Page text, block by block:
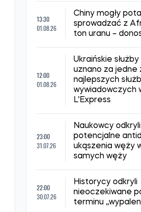
13:30
01.08.26
Chiny mogły
sprowadzać z
ton uranu –
12:00
01.08.26
Ukraińskie
uznano za jedne
najlepszych służb
wywiadowczych
L'Express
23:00
31.07.26
Naukowcy odkryli
potencjalne
ukąszenia węży
samych węży
22:00
30.07.26
Historycy odkryli
nieoczekiwane
terminu